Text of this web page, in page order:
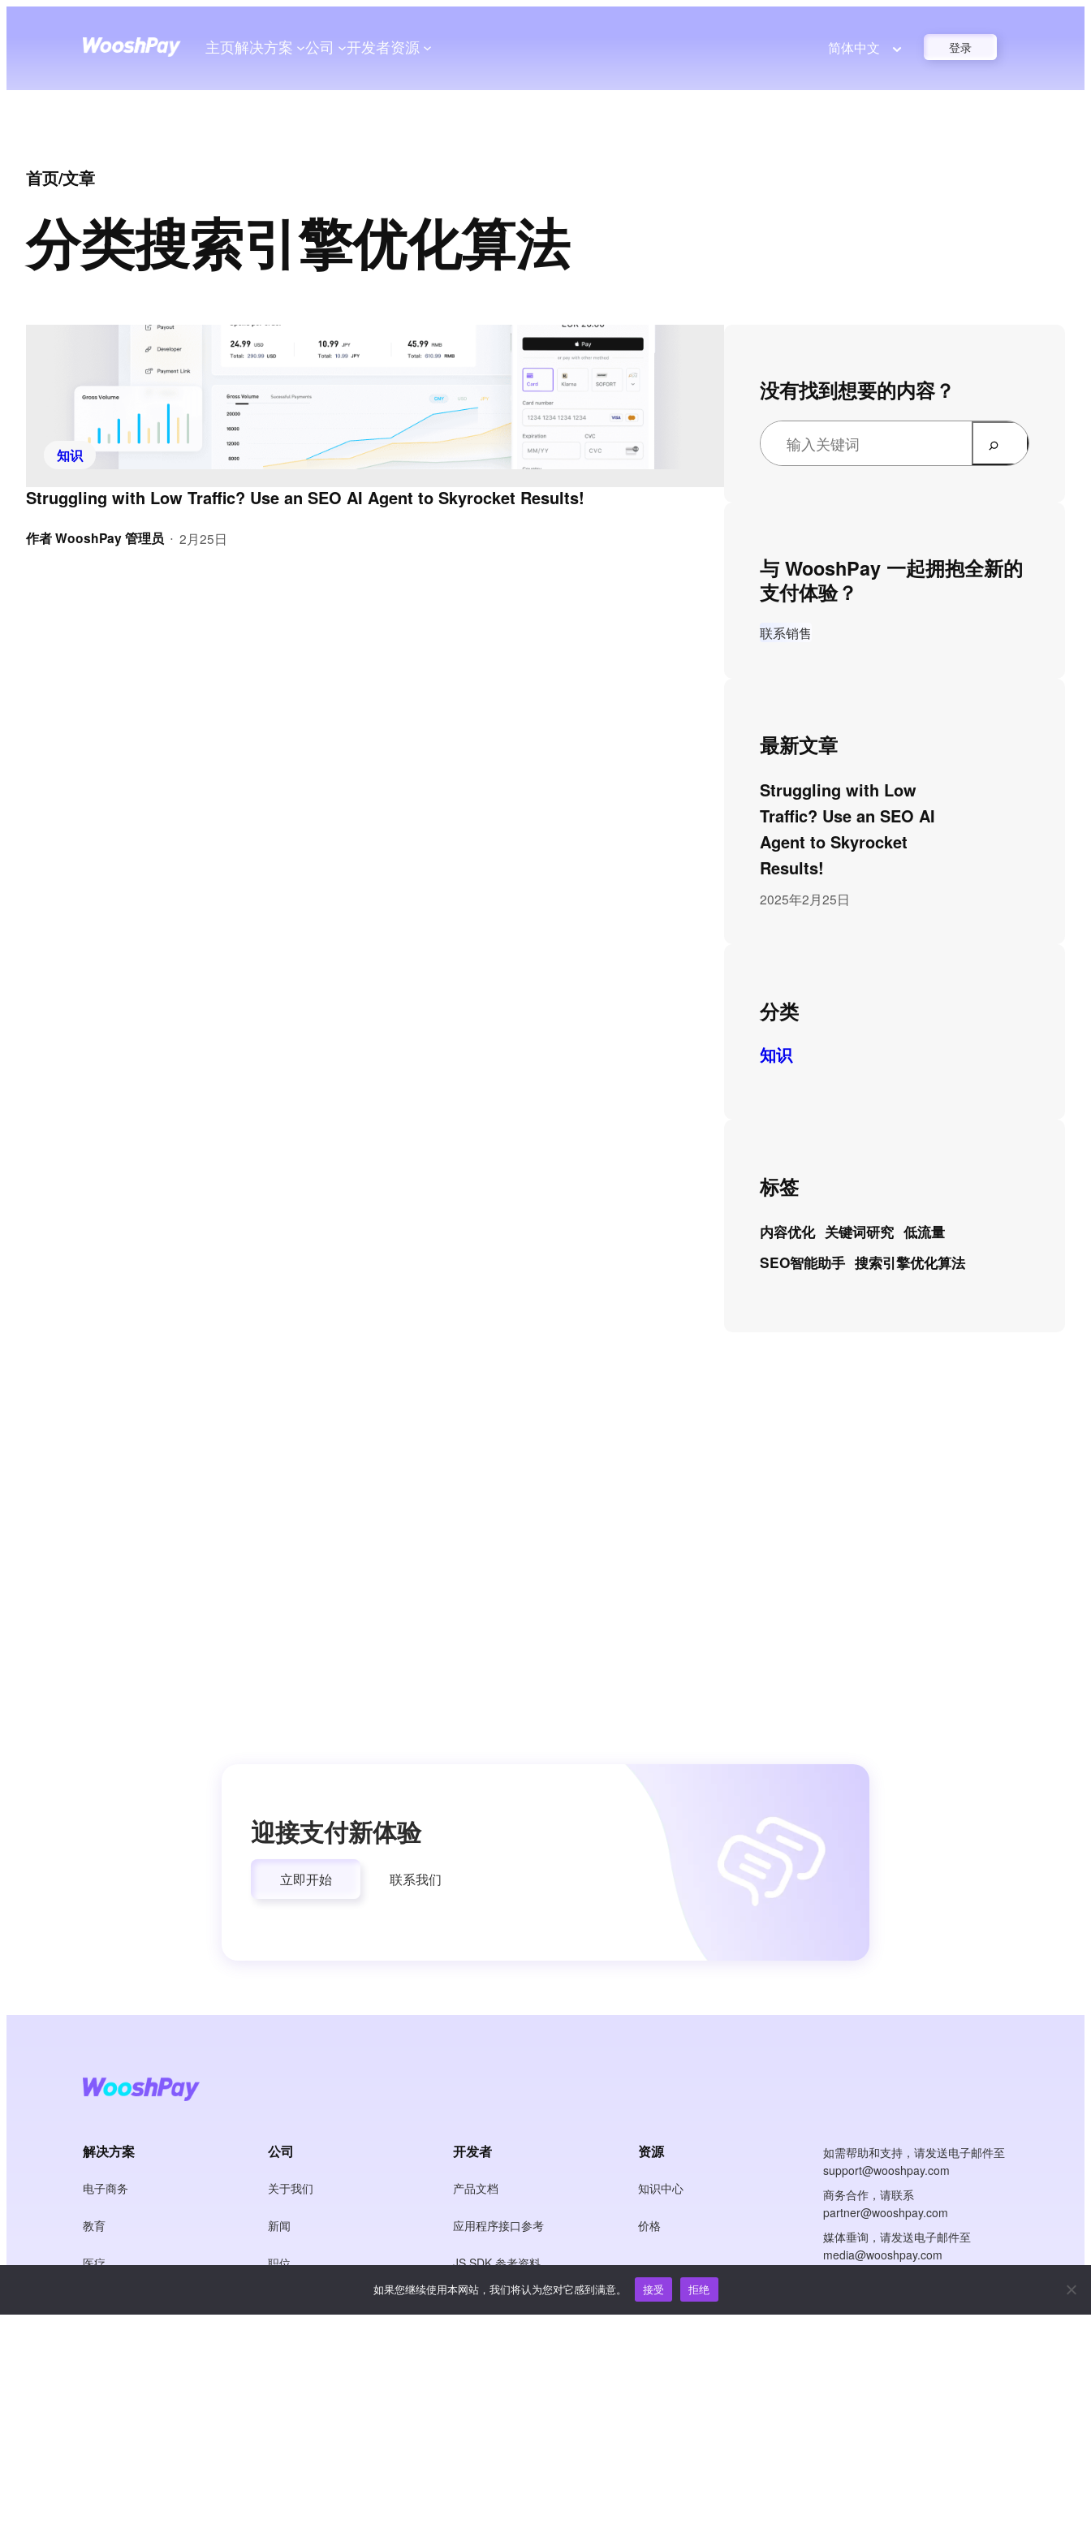
主页解决方案 公司 开发者资源 简体中文 登录
首页/文章
分类搜索引擎优化算法
知识
Struggling with Low Traffic? Use an SEO AI Agent to Skyrocket Results!
作者WooshPay 管理员 • 2月25日
没有找到想要的内容？
与 WooshPay 一起拥抱全新的
支付体验？
联系销售
最新文章
Struggling with Low
Traffic? Use an SEO AI
Agent to Skyrocket
Results!
2025年2月25日
分类
知识
标签
内容优化 关键词研究 低流量
SEO智能助手 搜索引擎优化算法
迎接支付新体验
立即开始 联系我们
解决方案
电子商务
教育
医疗
公司
关于我们
新闻
职位
开发者
产品文档
应用程序接口参考
JS SDK 参考资料
资源
知识中心
价格
如需帮助和支持，请发送电子邮件至
support@wooshpay.com
商务合作，请联系
partner@wooshpay.com
媒体垂询，请发送电子邮件至
media@wooshpay.com
如果您继续使用本网站，我们将认为您对它感到满意。 接受 拒绝